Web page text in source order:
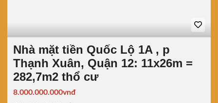
Nhà mặt tiền Quốc Lộ 1A , p
Thạnh Xuân, Quận 12: 11x26m =
282,7m2 thổ cư
8.000.000.000vnđ